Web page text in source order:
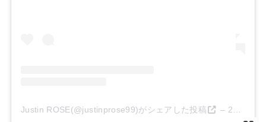
Justin ROSE(@justinprose99)がシェアした投稿 – 2020年 4月月24日午前9時13分PDT